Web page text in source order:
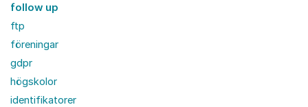
follow up
ftp
föreningar
gdpr
högskolor
identifikatorer